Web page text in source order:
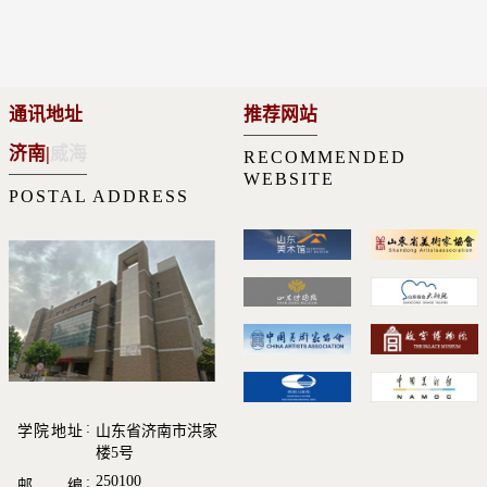
通讯地址
济南|
POSTAL ADDRESS
学院地址
山东省济南市洪家
楼5号
250100
推荐网站
RECOMMENDED
WEBSITE